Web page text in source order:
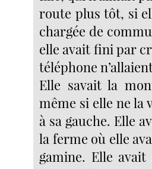
route plus tôt, si
chargée de
elle avait fini par
téléphone
Elle savait la
même si elle ne la
à sa gauche. Elle
la ferme où elle
gamine. Elle